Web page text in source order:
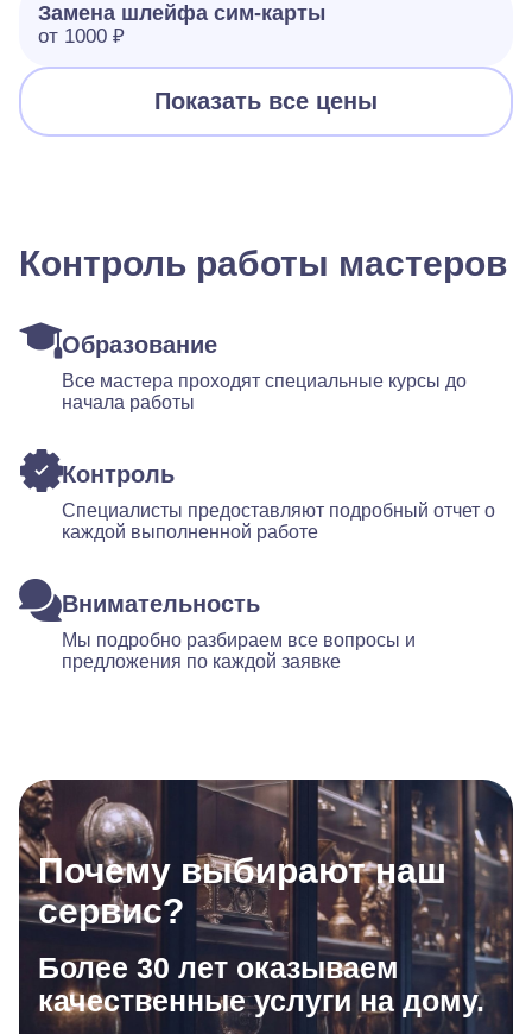
Замена шлейфа сим-карты
от 1000 ₽
Показать все цены
Контроль работы мастеров
Образование
Все мастера проходят специальные курсы до
начала работы
Контроль
Специалисты предоставляют подробный отчет о
каждой выполненной работе
Внимательность
Мы подробно разбираем все вопросы и
предложения по каждой заявке
Почему выбирают наш
сервис?
Более 30 лет оказываем
качественные услуги на дому.